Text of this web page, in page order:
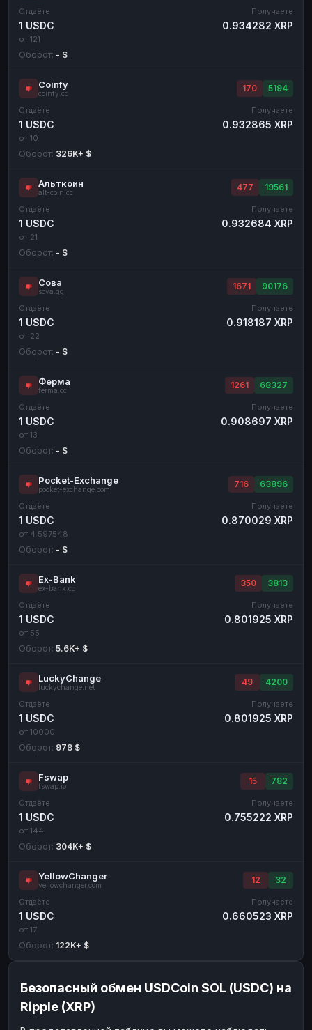
Отдаёте
1 USDC
от 121
Получаете
0.934282 XRP
Оборот: - $
Coinfy
coinfy.cc
170 5194
Отдаёте
1 USDC
от 10
Получаете
0.932865 XRP
Оборот: 326K+ $
Альткоин
alt-coin.cc
477 19561
Отдаёте
1 USDC
от 21
Получаете
0.932684 XRP
Оборот: - $
Сова
sova.gg
1671 90176
Отдаёте
1 USDC
от 22
Получаете
0.918187 XRP
Оборот: - $
Ферма
ferma.cc
1261 68327
Отдаёте
1 USDC
от 13
Получаете
0.908697 XRP
Оборот: - $
Pocket-Exchange
pocket-exchange.com
716 63896
Отдаёте
1 USDC
от 4.597548
Получаете
0.870029 XRP
Оборот: - $
Ex-Bank
ex-bank.cc
350 3813
Отдаёте
1 USDC
от 55
Получаете
0.801925 XRP
Оборот: 5.6K+ $
LuckyChange
luckychange.net
49 4200
Отдаёте
1 USDC
от 10000
Получаете
0.801925 XRP
Оборот: 978 $
Fswap
fswap.io
15 782
Отдаёте
1 USDC
от 144
Получаете
0.755222 XRP
Оборот: 304K+ $
YellowChanger
yellowchanger.com
12 32
Отдаёте
1 USDC
от 17
Получаете
0.660523 XRP
Оборот: 122K+ $
Безопасный обмен USDCoin SOL (USDC) на
Ripple (XRP)